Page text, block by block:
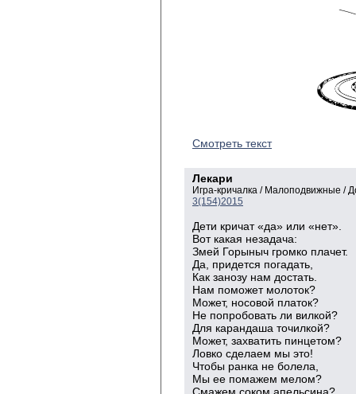
Смотреть текст
Лекари
Игра-кричалка / Малоподвижные /
3(154)2015
Дети кричат «да» или «нет».
Вот какая незадача:
Змей Горыныч громко плачет.
Да, придется погадать,
Как занозу нам достать.
Нам поможет молоток?
Может, носовой платок?
Не попробовать ли вилкой?
Для карандаша точилкой?
Может, захватить пинцетом?
Ловко сделаем мы это!
Чтобы ранка не болела,
Мы ее помажем мелом?